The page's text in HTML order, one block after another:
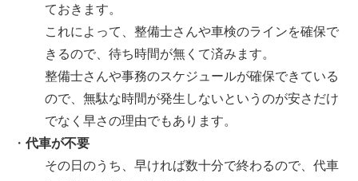
ておきます。
これによって、整備士さんや車検のラインを確保で
きるので、待ち時間が無くて済みます。
整備士さんや事務のスケジュールが確保できている
ので、無駄な時間が発生しないというのが安さだけ
でなく早さの理由でもあります。
・ 代車が不要
その日のうち、早ければ数十分で終わるので、代車